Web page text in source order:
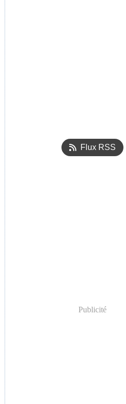
Flux RSS
Publicité